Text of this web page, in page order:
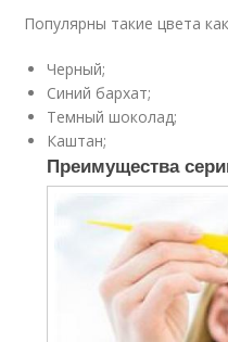
Популярны такие цвета
Черный;
Синий бархат;
Темный шоколад;
Каштан;
Преимущества